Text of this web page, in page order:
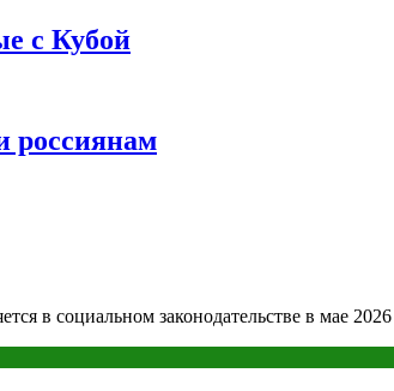
с Кубой
россиянам
в социальном законодательстве в мае 2026